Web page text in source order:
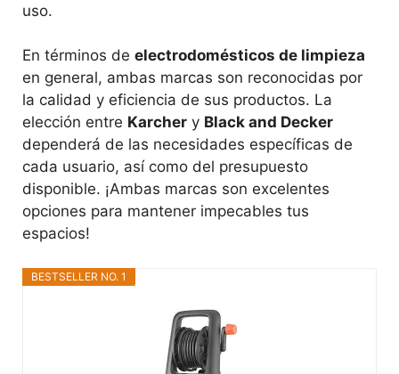
uso.
En términos de electrodomésticos de limpieza
en general, ambas marcas son reconocidas por
la calidad y eficiencia de sus productos. La
elección entre Karcher y Black and Decker
dependerá de las necesidades específicas de
cada usuario, así como del presupuesto
disponible. ¡Ambas marcas son excelentes
opciones para mantener impecables tus
espacios!
BESTSELLER NO. 1